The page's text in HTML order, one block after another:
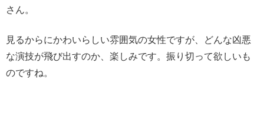
さん。
見るからにかわいらしい雰囲気の女性ですが、どんな凶悪
な演技が飛び出すのか、楽しみです。振り切って欲しいも
のですね。